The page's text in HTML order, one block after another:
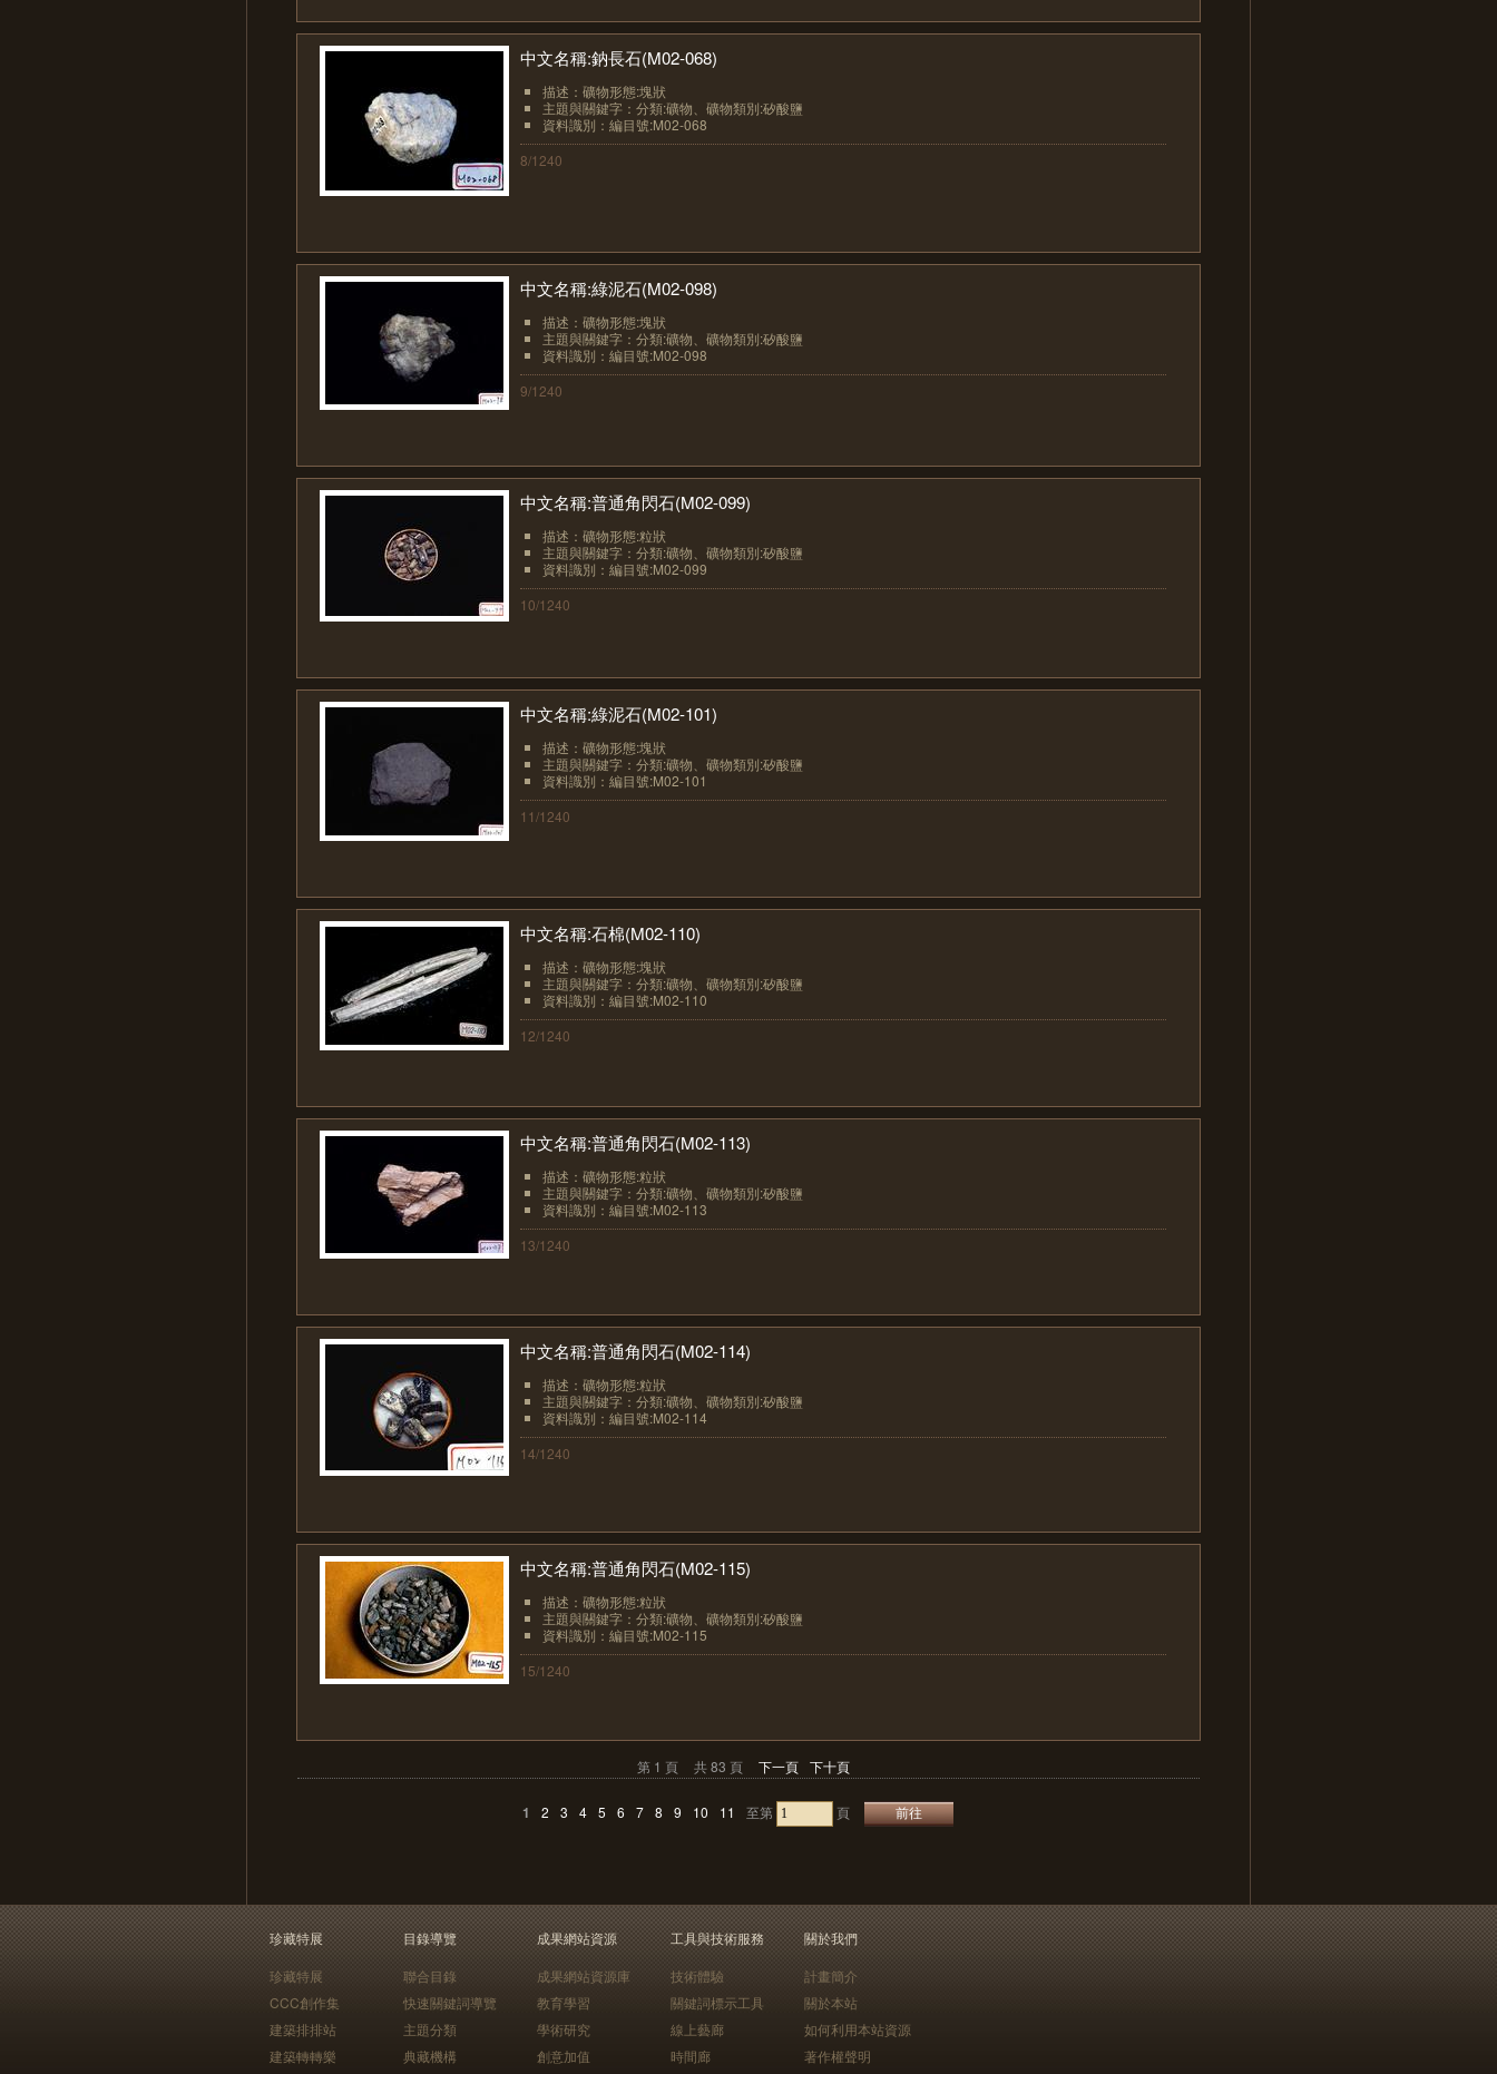
中文名稱:鈉長石(M02-068)
描述：礦物形態:塊狀
主題與關鍵字：分類:礦物、礦物類別:矽酸鹽
資料識別：編目號:M02-068
8/1240
中文名稱:綠泥石(M02-098)
描述：礦物形態:塊狀
主題與關鍵字：分類:礦物、礦物類別:矽酸鹽
資料識別：編目號:M02-098
9/1240
中文名稱:普通角閃石(M02-099)
描述：礦物形態:粒狀
主題與關鍵字：分類:礦物、礦物類別:矽酸鹽
資料識別：編目號:M02-099
10/1240
中文名稱:綠泥石(M02-101)
描述：礦物形態:塊狀
主題與關鍵字：分類:礦物、礦物類別:矽酸鹽
資料識別：編目號:M02-101
11/1240
中文名稱:石棉(M02-110)
描述：礦物形態:塊狀
主題與關鍵字：分類:礦物、礦物類別:矽酸鹽
資料識別：編目號:M02-110
12/1240
中文名稱:普通角閃石(M02-113)
描述：礦物形態:粒狀
主題與關鍵字：分類:礦物、礦物類別:矽酸鹽
資料識別：編目號:M02-113
13/1240
中文名稱:普通角閃石(M02-114)
描述：礦物形態:粒狀
主題與關鍵字：分類:礦物、礦物類別:矽酸鹽
資料識別：編目號:M02-114
14/1240
中文名稱:普通角閃石(M02-115)
描述：礦物形態:粒狀
主題與關鍵字：分類:礦物、礦物類別:矽酸鹽
資料識別：編目號:M02-115
15/1240
第 1 頁 共 83 頁 下一頁 下十頁
1 2 3 4 5 6 7 8 9 10 11 至第 頁
珍藏特展
珍藏特展
CCC創作集
建築排排站
建築轉轉樂
目錄導覽
聯合目錄
快速關鍵詞導覽
主題分類
典藏機構
成果網站資源
成果網站資源庫
教育學習
學術研究
創意加值
工具與技術服務
技術體驗
關鍵詞標示工具
線上藝廊
時間廊
關於我們
計畫簡介
關於本站
如何利用本站資源
著作權聲明